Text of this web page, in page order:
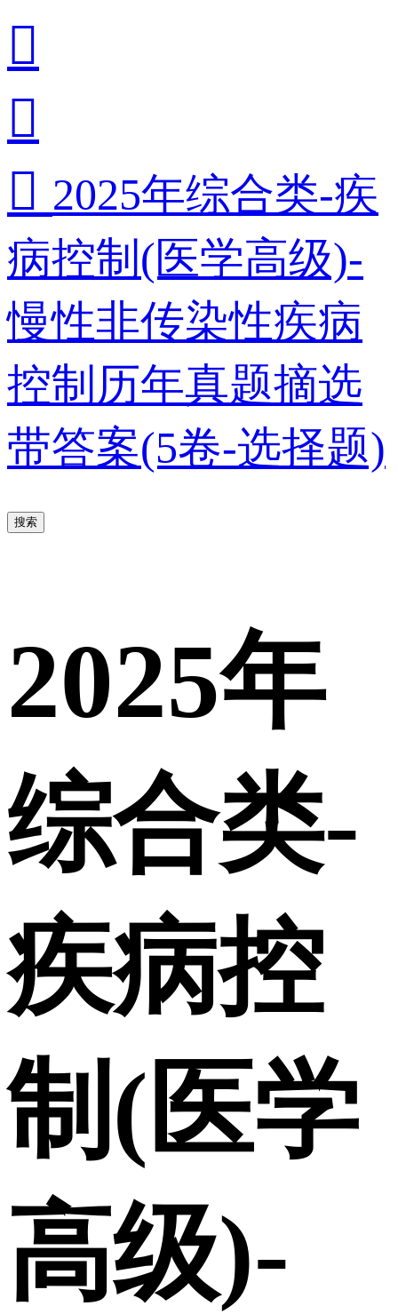


 2025年综合类-疾
病控制(医学高级)-
慢性非传染性疾病
控制历年真题摘选
带答案(5卷-选择题)
搜索
2025年
综合类-
疾病控
制(医学
高级)-